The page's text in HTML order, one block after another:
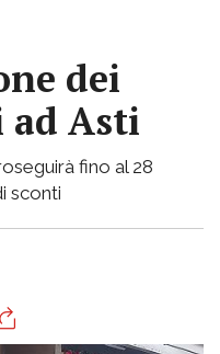
dei
Asti
fino al 28
sconti